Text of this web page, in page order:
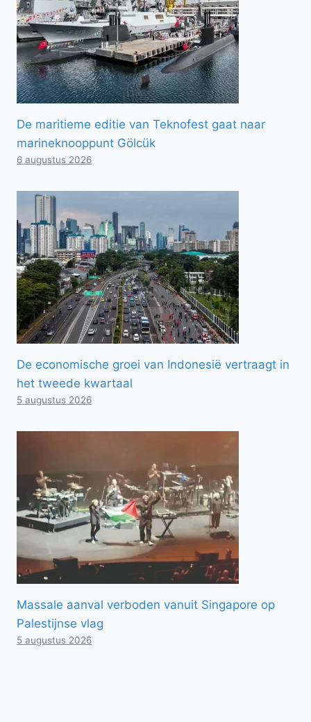
De maritieme editie van Teknofest gaat naar
marineknooppunt Gölcük
6 augustus 2026
De economische groei van Indonesië vertraagt ​​in
het tweede kwartaal
5 augustus 2026
Massale aanval verboden vanuit Singapore op
Palestijnse vlag
5 augustus 2026